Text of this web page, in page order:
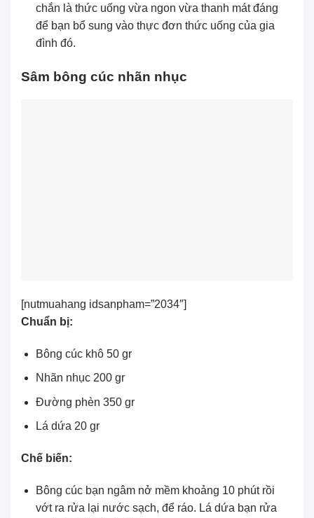
chắn là thức uống vừa ngon vừa thanh mát đáng
để bạn bổ sung vào thực đơn thức uống của gia
đình đó.
Sâm bông cúc nhãn nhục
[nutmuahang idsanpham=”2034″]
Chuẩn bị:
Bông cúc khô50 gr
Nhãn nhục 200 gr
Đường phèn 350 gr
Lá dứa 20 gr
Chế biến:
Bông cúc bạn ngâm nở mềm khoảng 10 phút rồi
vớt ra rửa lại nước sạch, để ráo. Lá dứa bạn rửa